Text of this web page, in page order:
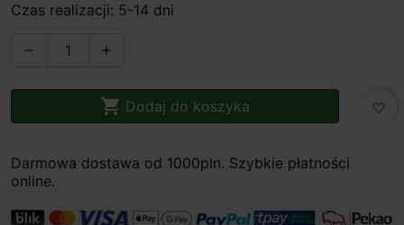
Czas realizacji: 5-14 dni
 
 Dodaj do koszyka favorite_border
Darmowa dostawa od 1000pln. Szybkie płatności
online.